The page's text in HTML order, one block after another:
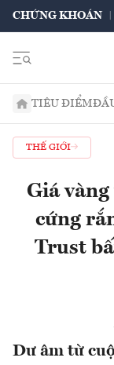
CHỨNG KHOÁN
TIÊU ĐIỂM
THẾ GIỚI
Giá
cứng
Trust
Dư âm từ